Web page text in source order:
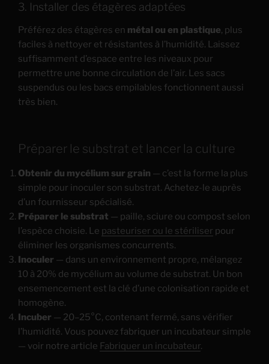
3. Installer des étagères adaptées
Préférez des étagères en métal ou en plastique, plus
faciles à nettoyer et résistantes à l’humidité. Laissez
suffisamment d’espace entre les niveaux pour
permettre une bonne circulation de l’air. Les sacs
suspendus ou les bacs empilables fonctionnent aussi
très bien.
Préparer le substrat et lancer la culture
Obtenir du mycélium sur grain — c’est la forme la plus
simple pour inoculer son substrat. Achetez-le auprès
d’un fournisseur spécialisé.
Préparer le substrat — paille, sciure ou compost selon
l’espèce choisie. Le pasteuriser ou le stériliser pour
éliminer les organismes concurrents.
Inoculer — dans un environnement propre, mélangez
10 à 20% de mycélium au volume de substrat. Un bon
ensemencement est la clé d’une colonisation rapide et
homogène.
Incuber — 20–25°C, contenant fermé, sans vérifier
l’humidité. Vous pouvez fabriquer un incubateur simple
— voir notre article Fabriquer un incubateur.